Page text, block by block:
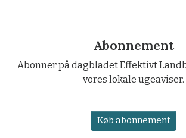
Abonnement
Abonner på dagbladet Effektivt
vores lokale ugeaviser.
Køb abonnement